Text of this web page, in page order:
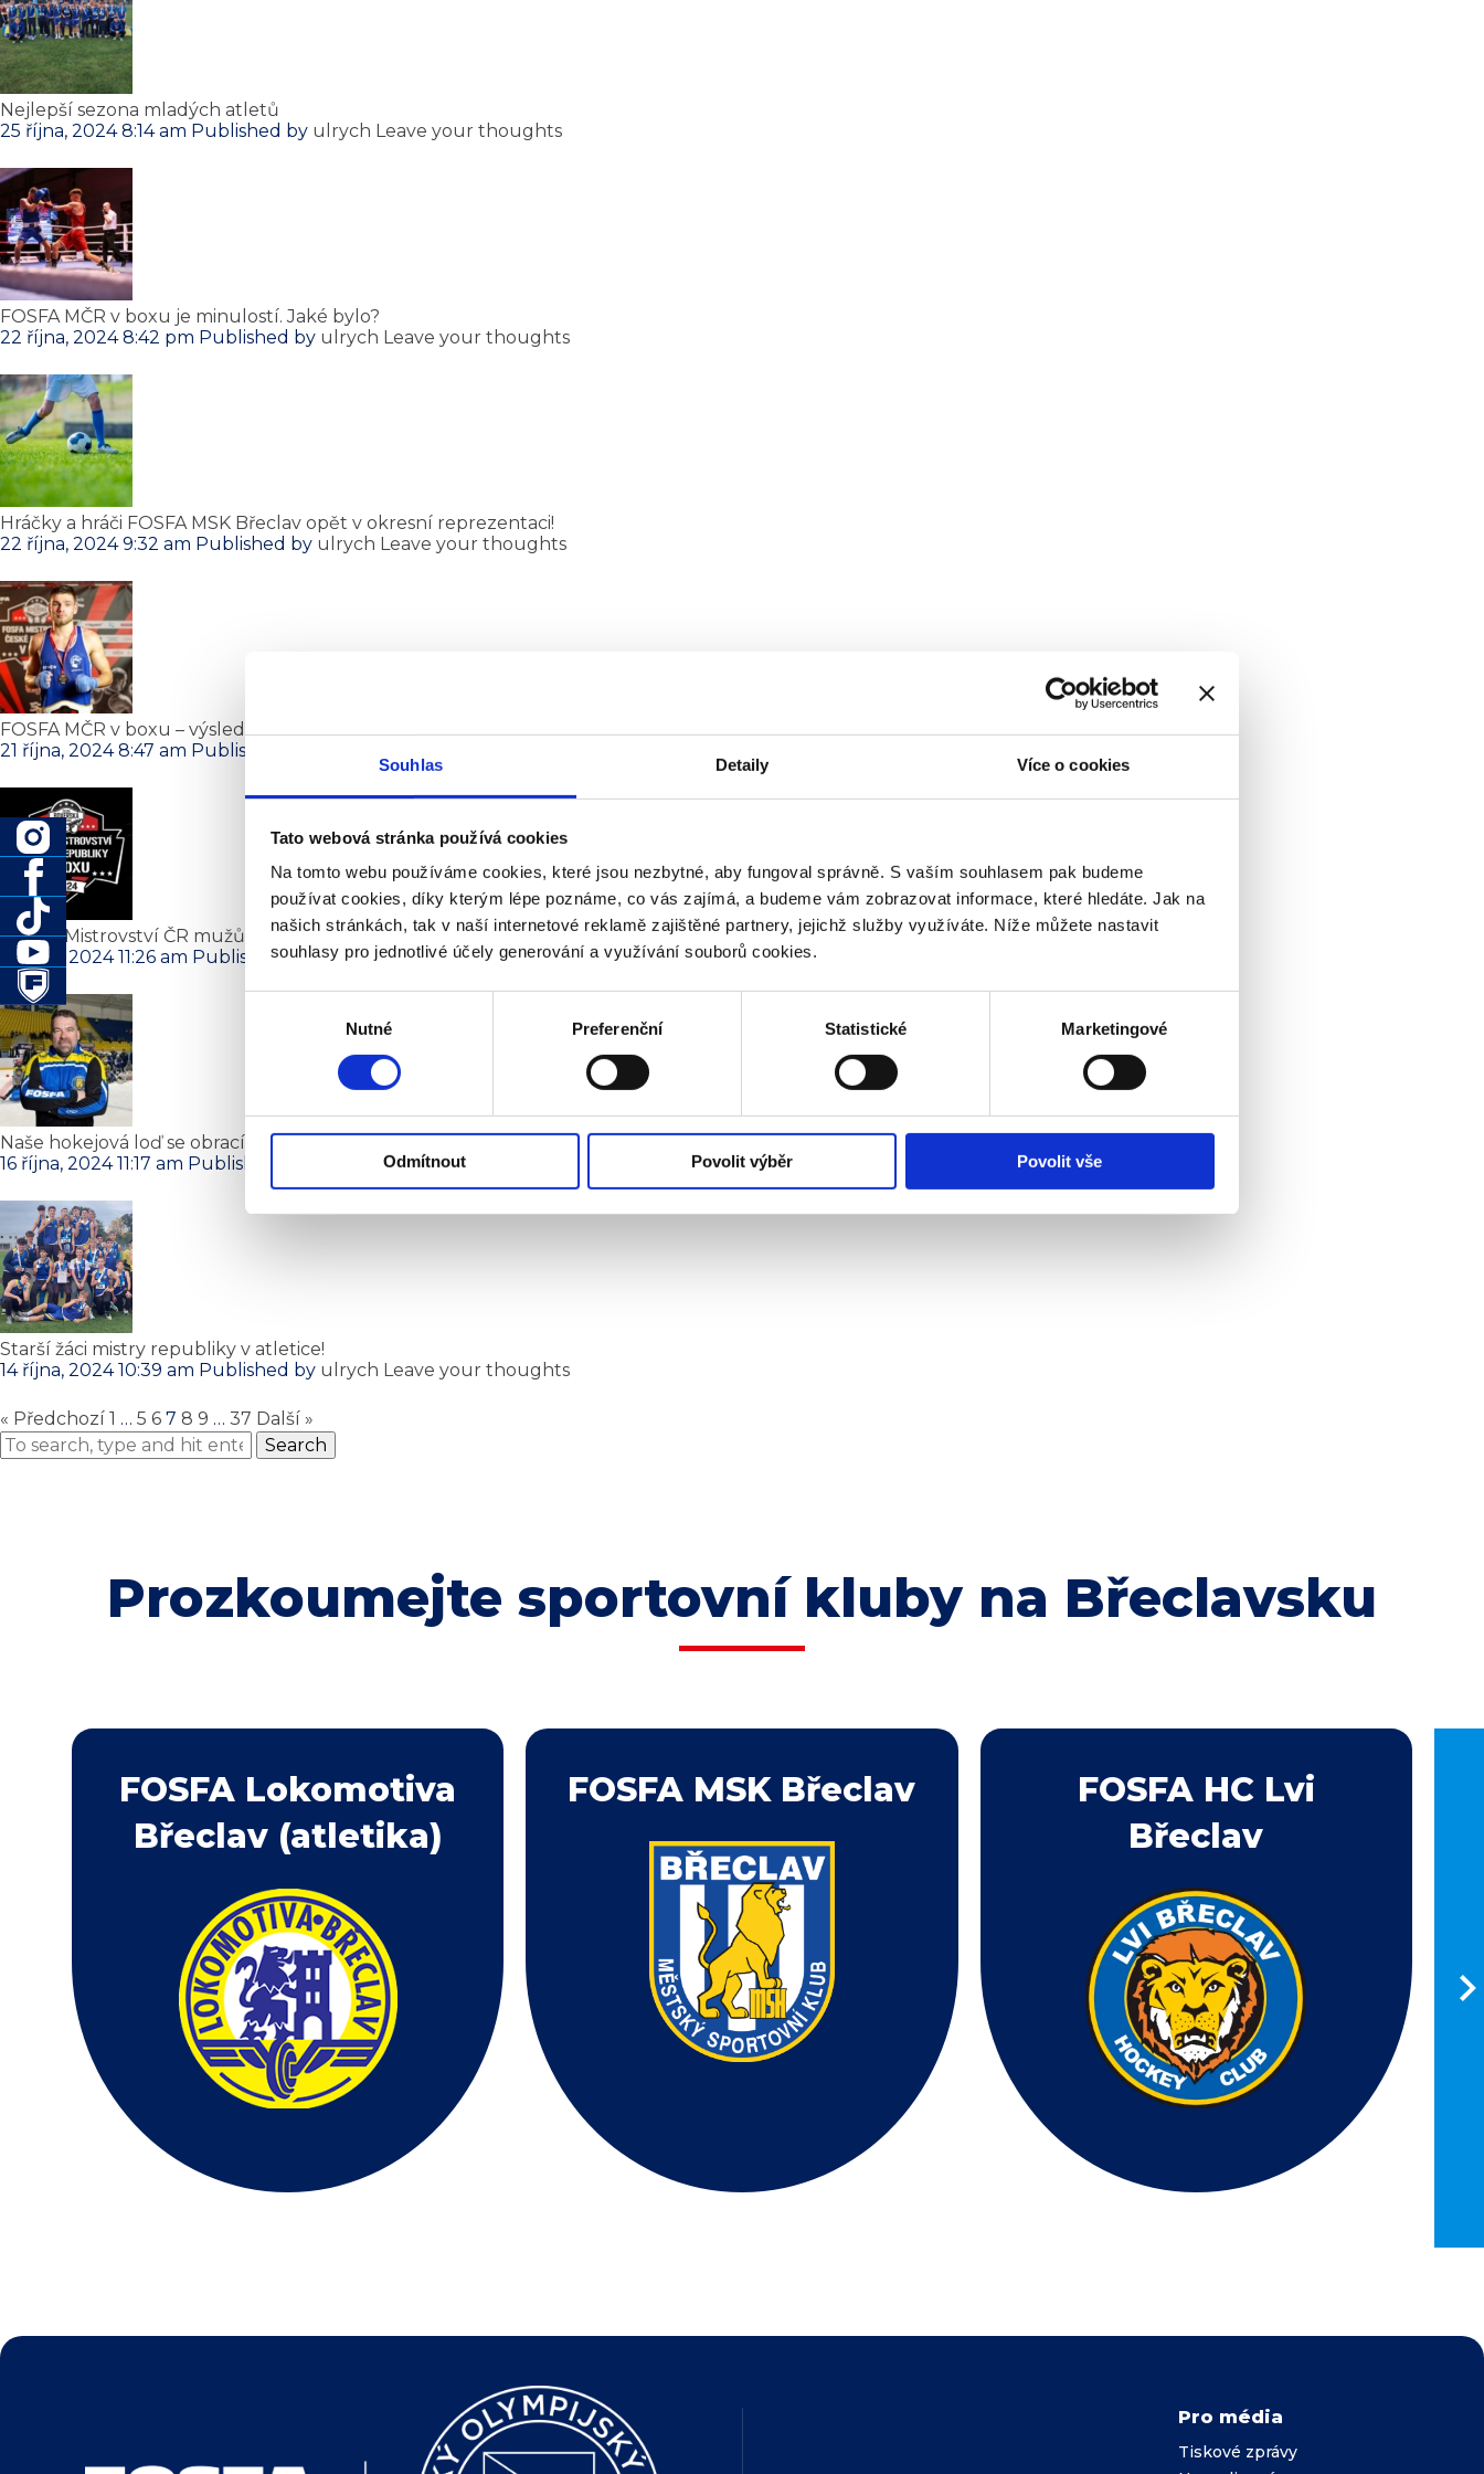
Souhlas Detaily Více o cookies
Tato webová stránka používá cookies
Na tomto webu používáme cookies, které jsou nezbytné, aby fungoval správně. S vaším souhlasem pak budeme
používat cookies, díky kterým lépe poznáme, co vás zajímá, a budeme vám zobrazovat informace, které hledáte. Jak na
našich stránkách, tak v naší internetové reklamě zajištěné partnery, jejichž služby využíváte. Níže můžete nastavit
souhlasy pro jednotlivé účely generování a využívání souborů cookies.
Nutné Preferenční Statistické Marketingové
Odmítnout Povolit výběr Povolit vše
Nejlepší sezona mladých atletů
25 října, 2024 8:14 am Published by ulrych Leave your thoughts
FOSFA MČR v boxu je minulostí. Jaké bylo?
22 října, 2024 8:42 pm Published by ulrych Leave your thoughts
Hráčky a hráči FOSFA MSK Břeclav opět v okresní reprezentaci!
22 října, 2024 9:32 am Published by ulrych Leave your thoughts
FOSFA MČR v boxu – výsledky
21 října, 2024 8:47 am Published by
FOSFA Mistrovství ČR mužů a žen v boxu vstupuje do finále
19 října, 2024 11:26 am Published byulrych Leave your thoughts
Naše hokejová loď se obrací k lepším zítřkům
16 října, 2024 11:17 am Published by Leave your thoughts
Starší žáci mistry republiky v atletice!
14 října, 2024 10:39 am Published by ulrych Leave your thoughts
« Předchozí 1 … 5 6 7 8 9 … 37 Další »
Search
Prozkoumejte sportovní kluby na Břeclavsku
FOSFA Lokomotiva
Břeclav (atletika)
FOSFA MSK Břeclav
FOSFA HC Lvi
Břeclav
Pro média
Tiskové zprávy